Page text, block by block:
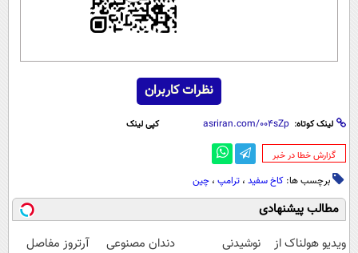
نظرات کاربران
لینک کوتاه: کپی لینک
‌گزارش خطا در خبر
برچسب ها: کاخ سفید ، ترامپ ، چین
مطالب پیشنهادی
ویدیو هولناک از
نوشیدنی
دندان مصنوعی
آرتروز مفاصل